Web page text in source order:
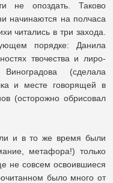
не опоздать. Таково
начинаются на полчаса
читались в три захода.
порядке: Данила
твочества и лиро-
(сделала
и месте говорящей в
(осторожно обрисовал
и в то же время были
метафора!) только
не совсем освоившиеся
было много от